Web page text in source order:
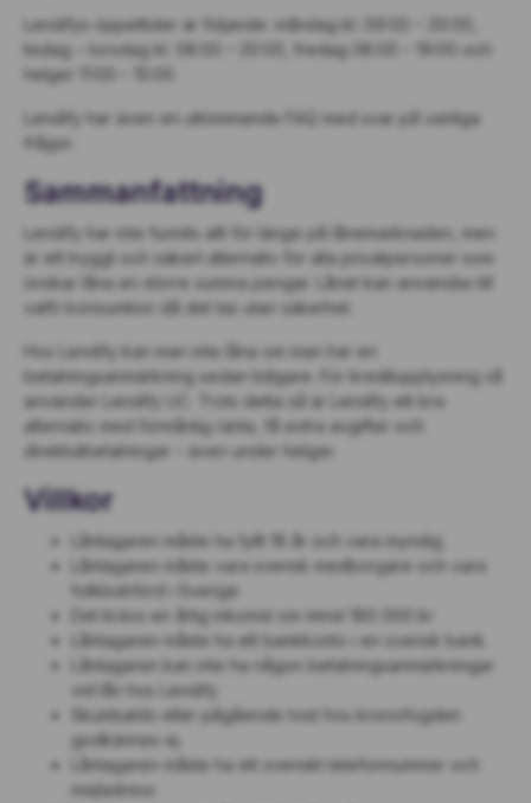
Lendifys öppettider är följande: måndag kl. 09:00 – 20:00,
tisdag – torsdag kl. 08:00 – 20:00, fredag 08:00 – 19:00 och
helger 11:00 – 15:00.
Lendify har även en uttömmande FAQ med svar på vanliga
frågor.
Sammanfattning
Lendify har inte funnits allt för länge på lånemarknaden, men
är ett tryggt och säkert alternativ för alla privatpersoner som
önskar låna en större summa pengar. Lånet kan användas till
valfri konsumtion då det tas utan säkerhet.
Hos Lendify kan man inte låna om man har en
betalningsanmärkning sedan tidigare. För kreditupplysning så
använder Lendify UC. Trots detta så är Lendify ett bra
alternativ med förmånlig ränta, få extra avgifter och
direktutbetalningar – även under helger.
Villkor
Låntagaren måste ha fyllt 18 år och vara myndig.
Låntagaren måste vara svensk medborgare och vara
folkbokförd i Sverige
Det krävs en årlig inkomst om minst 180 000 kr
Låntagaren måste ha ett bankkonto i en svensk bank.
Låntagaren kan inte ha någon betalningsanmärkningar
vid lån hos Lendify
Skuldsaldo eller pågående tvist hos kronofogden
godkännes ej.
Låntagaren måste ha ett svenskt telefonnummer och
mejladress